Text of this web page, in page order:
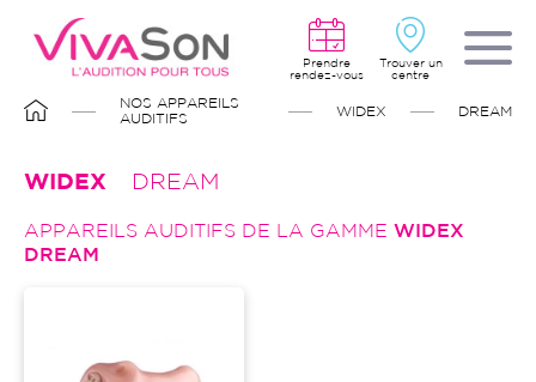
contenu
principal
Prendre
rendez-vous
Trouver un
centre
FIL
D'ARIANE
NOS APPAREILS
AUDITIFS
WIDEX DREAM
WIDEX DREAM
APPAREILS AUDITIFS DE LA GAMME WIDEX
DREAM